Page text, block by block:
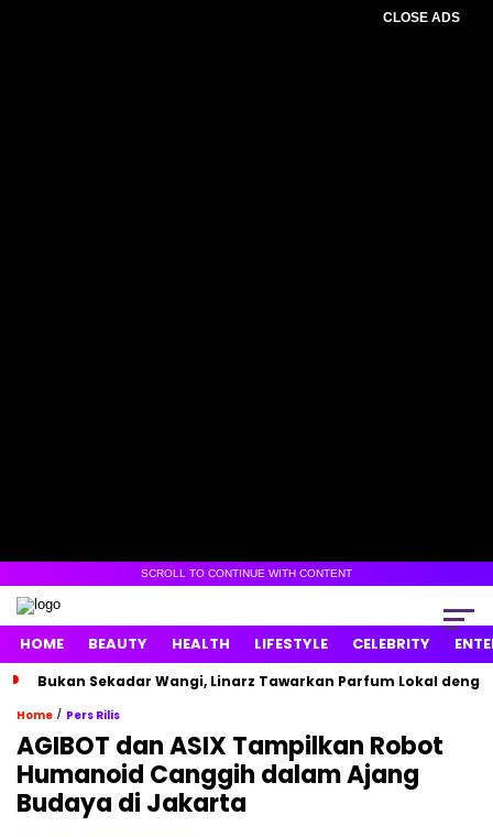
CLOSE ADS
SCROLL TO CONTINUE WITH CONTENT
HOME BEAUTY HEALTH LIFESTYLE CELEBRITY
Bukan Sekadar Wangi, Linarz Tawarkan Parfum Lokal
Home / Pers Rilis
AGIBOT dan ASIX Tampilkan Robot
Humanoid Canggih dalam Ajang
Budaya di Jakarta